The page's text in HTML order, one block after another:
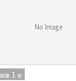
No Image
画像 1 枚